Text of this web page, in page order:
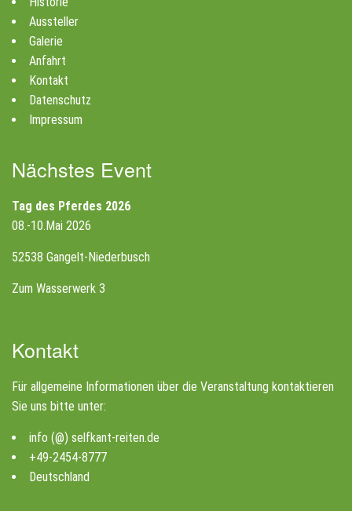
Aussteller
Galerie
Anfahrt
Kontakt
Datenschutz
Impressum
Nächstes Event
Tag des Pferdes 2026
08.-10.Mai 2026
52538 Gangelt-Niederbusch
Zum Wasserwerk 3
Kontakt
Für allgemeine Informationen über die Veranstaltung kontaktieren
Sie uns bitte unter:
info (@) selfkant-reiten.de
+49-2454-8777
Deutschland